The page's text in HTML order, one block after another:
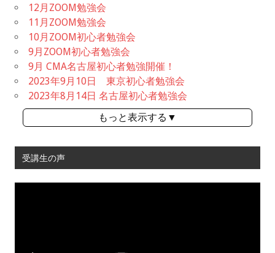
12月ZOOM勉強会
11月ZOOM勉強会
10月ZOOM初心者勉強会
9月ZOOM初心者勉強会
9月 CMA名古屋初心者勉強開催！
2023年9月10日 東京初心者勉強会
2023年8月14日 名古屋初心者勉強会
もっと表示する▼
受講生の声